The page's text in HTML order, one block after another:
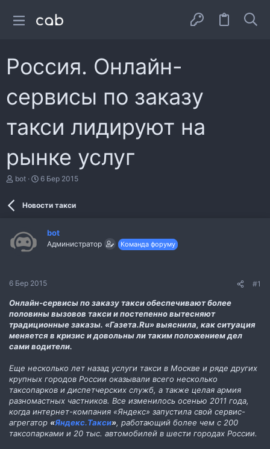
Россия. Онлайн-
сервисы по заказу
такси лидируют на
рынке услуг
А
е
м
bot
Д
а
н
6 Бер 2015
Новости такси
bot
Администратор Команда форуму
6 Бер 2015 #1
Онлайн-сервисы по заказу такси обеспечивают более
половины вызовов такси и постепенно вытесняют
традиционные заказы. «Газета.Ru» выяснила, как ситуация
меняется в кризис и довольны ли таким положением дел
сами водители.
Еще несколько лет назад услуги такси в Москве и ряде других
крупных городов России оказывали всего несколько
таксопарков и диспетчерских служб, а также целая армия
разномастных частников. Все изменилось осенью 2011 года,
когда интернет-компания «Яндекс» запустила свой сервис-
агрегатор «Яндекс.Такси», работающий более чем с 200
таксопарками и 20 тыс. автомобилей в шести городах России.